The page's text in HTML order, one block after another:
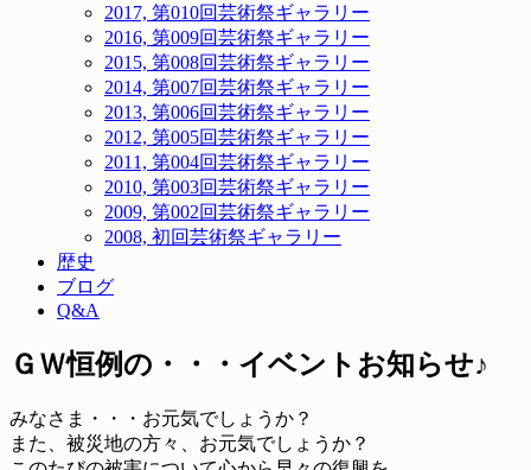
2017, 第010回芸術祭ギャラリー
2016, 第009回芸術祭ギャラリー
2015, 第008回芸術祭ギャラリー
2014, 第007回芸術祭ギャラリー
2013, 第006回芸術祭ギャラリー
2012, 第005回芸術祭ギャラリー
2011, 第004回芸術祭ギャラリー
2010, 第003回芸術祭ギャラリー
2009, 第002回芸術祭ギャラリー
2008, 初回芸術祭ギャラリー
歴史
ブログ
Q&A
ＧＷ恒例の・・・イベントお知らせ♪
みなさま・・・お元気でしょうか？
また、被災地の方々、お元気でしょうか？